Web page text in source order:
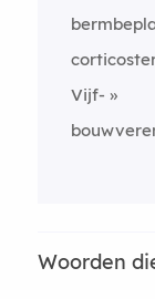
Vijf-
Woorden